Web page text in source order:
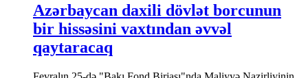
Azərbaycan daxili dövlət borcunun
bir hissəsini vaxtından əvvəl
qaytaracaq